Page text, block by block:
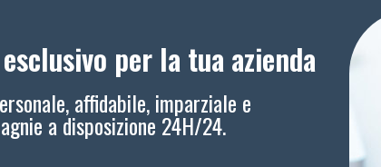
per la tua azienda
affidabile, imparziale e
a disposizione 24H/24.